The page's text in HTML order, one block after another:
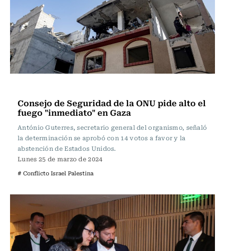
Consejo de Seguridad de la ONU pide alto el
fuego "inmediato" en Gaza
António Guterres, secretario general del organismo, señaló
la determinación se aprobó con 14 votos a favor y la
abstención de Estados Unidos.
Lunes 25 de marzo de 2024
# Conflicto Israel Palestina